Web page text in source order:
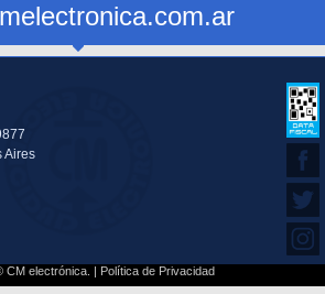
Aires
CM electrónica. | Política de Privacidad